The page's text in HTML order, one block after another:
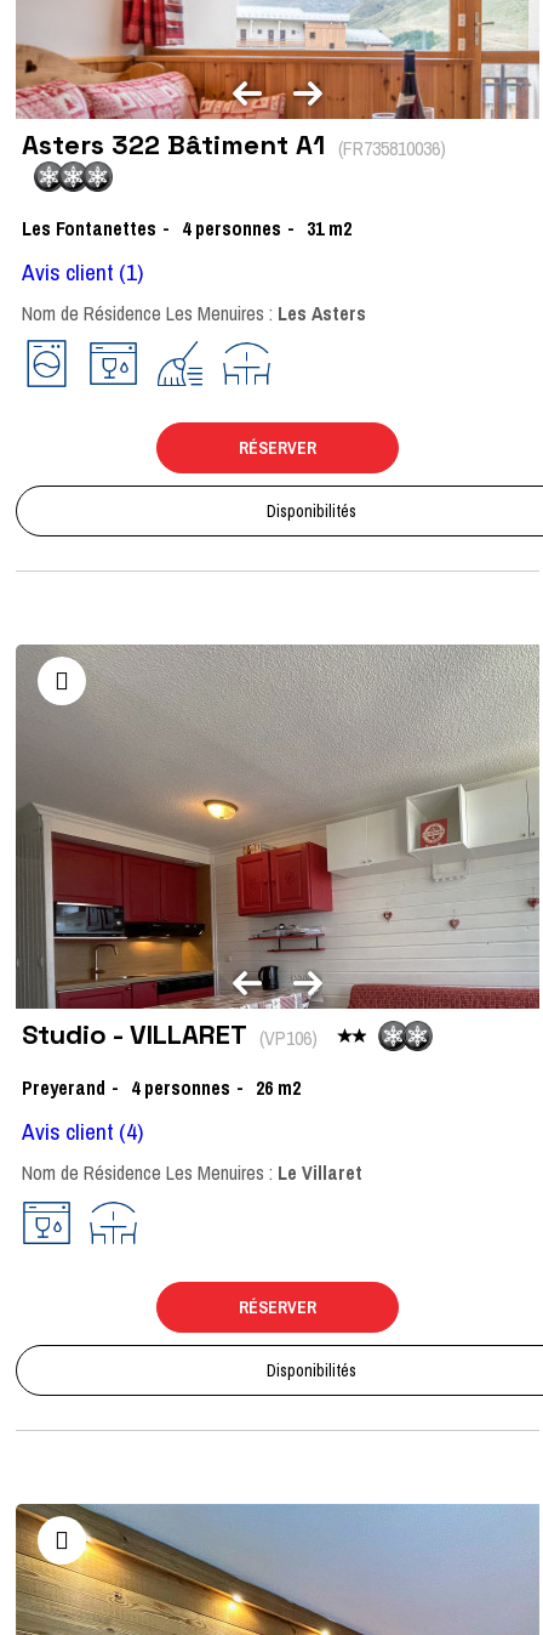
Asters 322 Bâtiment A1 (FR735810036)
Les Fontanettes 4 personnes 31 m2
Avis client (1)
Nom de Résidence Les Menuires : Les Asters
RÉSERVER
Disponibilités
Studio - VILLARET (VP106)
Preyerand
4 personnes 26 m2
Avis client (4)
Nom de Résidence Les Menuires : Le Villaret
RÉSERVER
Disponibilités